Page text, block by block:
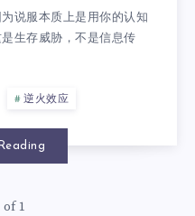
说服本质上是用你的认知
生存威胁，不是信息传
逆火效应
of 1